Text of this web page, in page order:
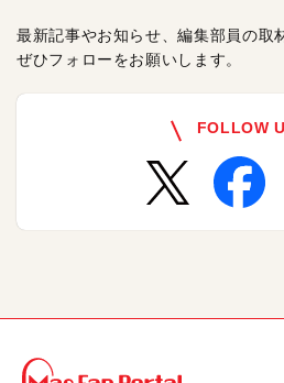
最新記事やお知らせ、編集部員の取
ぜひフォローをお願いします。
FOLLOW